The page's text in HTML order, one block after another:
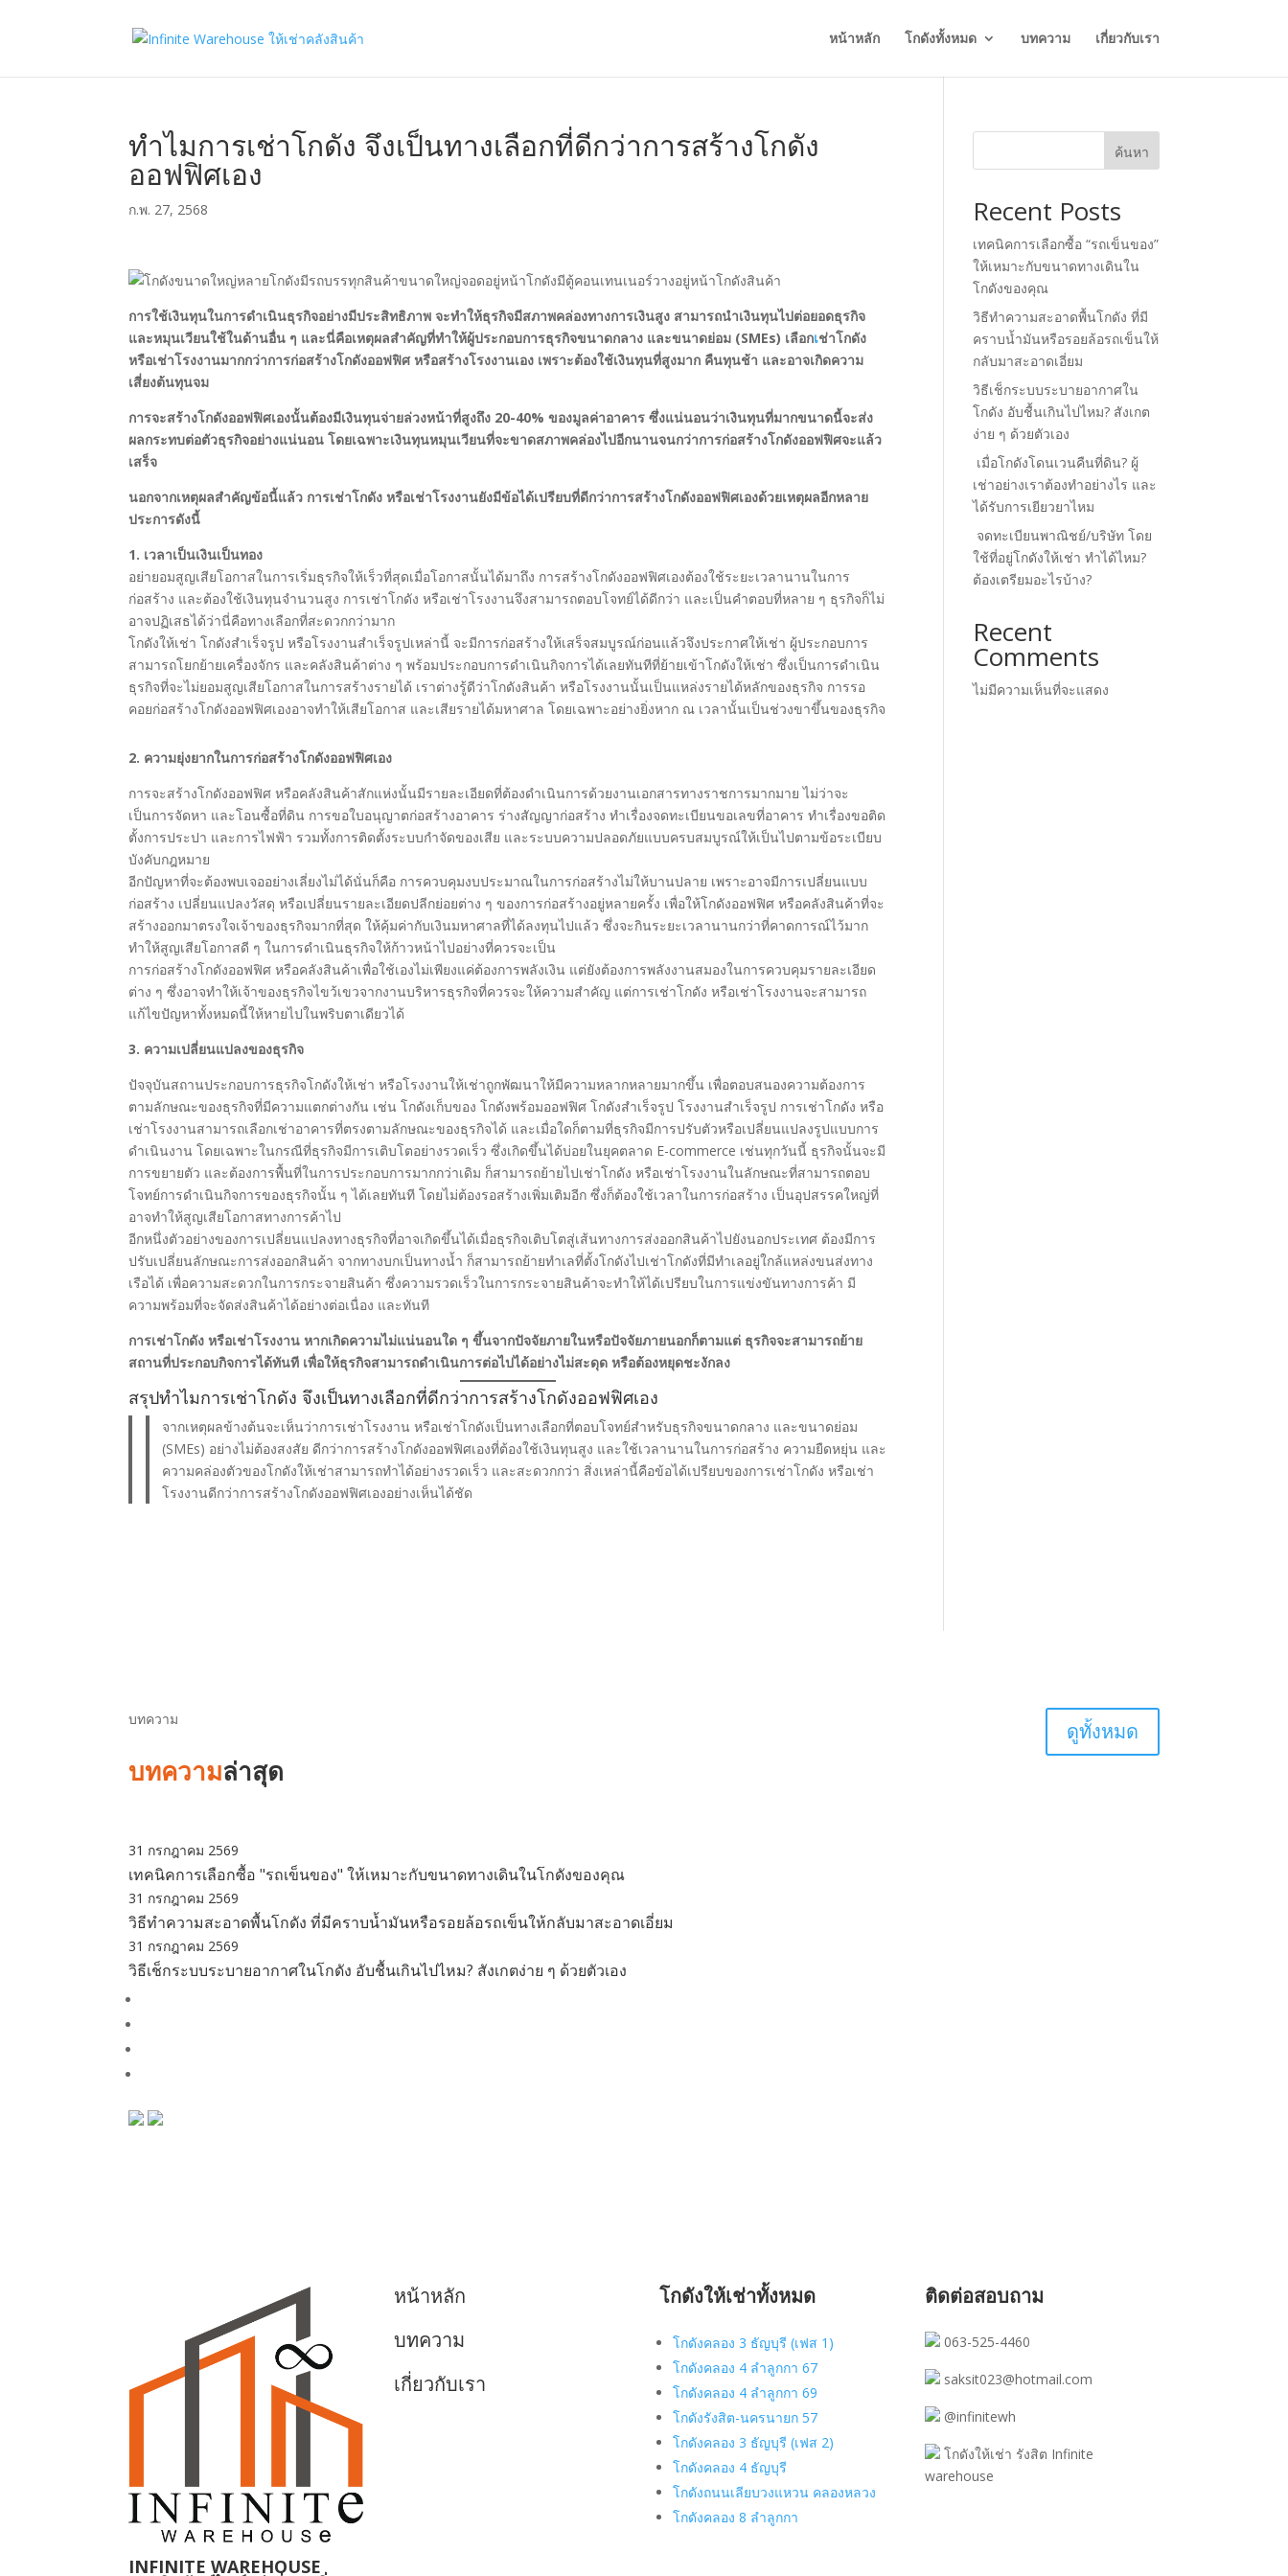
หน้าหลัก โกดังทั้งหมด บทความ เกี่ยวกับเรา
ทำไมการเช่าโกดัง จึงเป็นทางเลือกที่ดีกว่าการสร้างโกดัง
ออฟฟิศเอง
ก.พ. 27, 2568
การใช้เงินทุนในการดำเนินธุรกิจอย่างมีประสิทธิภาพ จะทำให้ธุรกิจมีสภาพคล่องทางการเงินสูง สามารถนำเงินทุนไปต่อยอดธุรกิจ
และหมุนเวียนใช้ในด้านอื่น ๆ และนี่คือเหตุผลสำคัญที่ทำให้ผู้ประกอบการธุรกิจขนาดกลาง และขนาดย่อม (SMEs) เลือกเช่าโกดัง
หรือเช่าโรงงานมากกว่าการก่อสร้างโกดังออฟฟิศ หรือสร้างโรงงานเอง เพราะต้องใช้เงินทุนที่สูงมาก คืนทุนช้า และอาจเกิดความ
เสี่ยงต้นทุนจม
การจะสร้างโกดังออฟฟิศเองนั้นต้องมีเงินทุนจ่ายล่วงหน้าที่สูงถึง 20-40% ของมูลค่าอาคาร ซึ่งแน่นอนว่าเงินทุนที่มากขนาดนี้จะส่ง
ผลกระทบต่อตัวธุรกิจอย่างแน่นอน โดยเฉพาะเงินทุนหมุนเวียนที่จะขาดสภาพคล่องไปอีกนานจนกว่าการก่อสร้างโกดังออฟฟิศจะแล้ว
เสร็จ
นอกจากเหตุผลสำคัญข้อนี้แล้ว การเช่าโกดัง หรือเช่าโรงงานยังมีข้อได้เปรียบที่ดีกว่าการสร้างโกดังออฟฟิศเองด้วยเหตุผลอีกหลาย
ประการดังนี้
1. เวลาเป็นเงินเป็นทอง
อย่ายอมสูญเสียโอกาสในการเริ่มธุรกิจให้เร็วที่สุดเมื่อโอกาสนั้นได้มาถึง การสร้างโกดังออฟฟิศเองต้องใช้ระยะเวลานานในการ
ก่อสร้าง และต้องใช้เงินทุนจำนวนสูง การเช่าโกดัง หรือเช่าโรงงานจึงสามารถตอบโจทย์ได้ดีกว่า และเป็นคำตอบที่หลาย ๆ ธุรกิจก็ไม่
อาจปฏิเสธได้ว่านี่คือทางเลือกที่สะดวกกว่ามาก
โกดังให้เช่า โกดังสำเร็จรูป หรือโรงงานสำเร็จรูปเหล่านี้ จะมีการก่อสร้างให้เสร็จสมบูรณ์ก่อนแล้วจึงประกาศให้เช่า ผู้ประกอบการ
สามารถโยกย้ายเครื่องจักร และคลังสินค้าต่าง ๆ พร้อมประกอบการดำเนินกิจการได้เลยทันทีที่ย้ายเข้าโกดังให้เช่า ซึ่งเป็นการดำเนิน
ธุรกิจที่จะไม่ยอมสูญเสียโอกาสในการสร้างรายได้ เราต่างรู้ดีว่าโกดังสินค้า หรือโรงงานนั้นเป็นแหล่งรายได้หลักของธุรกิจ การรอ
คอยก่อสร้างโกดังออฟฟิศเองอาจทำให้เสียโอกาส และเสียรายได้มหาศาล โดยเฉพาะอย่างยิ่งหาก ณ เวลานั้นเป็นช่วงขาขึ้นของธุรกิจ
2. ความยุ่งยากในการก่อสร้างโกดังออฟฟิศเอง
การจะสร้างโกดังออฟฟิศ หรือคลังสินค้าสักแห่งนั้นมีรายละเอียดที่ต้องดำเนินการด้วยงานเอกสารทางราชการมากมาย ไม่ว่าจะ
เป็นการจัดหา และโอนซื้อที่ดิน การขอใบอนุญาตก่อสร้างอาคาร ร่างสัญญาก่อสร้าง ทำเรื่องจดทะเบียนขอเลขที่อาคาร ทำเรื่องขอติด
ตั้งการประปา และการไฟฟ้า รวมทั้งการติดตั้งระบบกำจัดของเสีย และระบบความปลอดภัยแบบครบสมบูรณ์ให้เป็นไปตามข้อระเบียบ
บังคับกฎหมาย
อีกปัญหาที่จะต้องพบเจออย่างเลี่ยงไม่ได้นั่นก็คือ การควบคุมงบประมาณในการก่อสร้างไม่ให้บานปลาย เพราะอาจมีการเปลี่ยนแบบ
ก่อสร้าง เปลี่ยนแปลงวัสดุ หรือเปลี่ยนรายละเอียดปลีกย่อยต่าง ๆ ของการก่อสร้างอยู่หลายครั้ง เพื่อให้โกดังออฟฟิศ หรือคลังสินค้าที่จะ
สร้างออกมาตรงใจเจ้าของธุรกิจมากที่สุด ให้คุ้มค่ากับเงินมหาศาลที่ได้ลงทุนไปแล้ว ซึ่งจะกินระยะเวลานานกว่าที่คาดการณ์ไว้มาก
ทำให้สูญเสียโอกาสดี ๆ ในการดำเนินธุรกิจให้ก้าวหน้าไปอย่างที่ควรจะเป็น
การก่อสร้างโกดังออฟฟิศ หรือคลังสินค้าเพื่อใช้เองไม่เพียงแค่ต้องการพลังเงิน แต่ยังต้องการพลังงานสมองในการควบคุมรายละเอียด
ต่าง ๆ ซึ่งอาจทำให้เจ้าของธุรกิจไขว้เขวจากงานบริหารธุรกิจที่ควรจะให้ความสำคัญ แต่การเช่าโกดัง หรือเช่าโรงงานจะสามารถ
แก้ไขปัญหาทั้งหมดนี้ให้หายไปในพริบตาเดียวได้
3. ความเปลี่ยนแปลงของธุรกิจ
ปัจจุบันสถานประกอบการธุรกิจโกดังให้เช่า หรือโรงงานให้เช่าถูกพัฒนาให้มีความหลากหลายมากขึ้น เพื่อตอบสนองความต้องการ
ตามลักษณะของธุรกิจที่มีความแตกต่างกัน เช่น โกดังเก็บของ โกดังพร้อมออฟฟิศ โกดังสำเร็จรูป โรงงานสำเร็จรูป การเช่าโกดัง หรือ
เช่าโรงงานสามารถเลือกเช่าอาคารที่ตรงตามลักษณะของธุรกิจได้ และเมื่อใดก็ตามที่ธุรกิจมีการปรับตัวหรือเปลี่ยนแปลงรูปแบบการ
ดำเนินงาน โดยเฉพาะในกรณีที่ธุรกิจมีการเติบโตอย่างรวดเร็ว ซึ่งเกิดขึ้นได้บ่อยในยุคตลาด E-commerce เช่นทุกวันนี้ ธุรกิจนั้นจะมี
การขยายตัว และต้องการพื้นที่ในการประกอบการมากกว่าเดิม ก็สามารถย้ายไปเช่าโกดัง หรือเช่าโรงงานในลักษณะที่สามารถตอบ
โจทย์การดำเนินกิจการของธุรกิจนั้น ๆ ได้เลยทันที โดยไม่ต้องรอสร้างเพิ่มเติมอีก ซึ่งก็ต้องใช้เวลาในการก่อสร้าง เป็นอุปสรรคใหญ่ที่
อาจทำให้สูญเสียโอกาสทางการค้าไป
อีกหนึ่งตัวอย่างของการเปลี่ยนแปลงทางธุรกิจที่อาจเกิดขึ้นได้เมื่อธุรกิจเติบโตสู่เส้นทางการส่งออกสินค้าไปยังนอกประเทศ ต้องมีการ
ปรับเปลี่ยนลักษณะการส่งออกสินค้า จากทางบกเป็นทางน้ำ ก็สามารถย้ายทำเลที่ตั้งโกดังไปเช่าโกดังที่มีทำเลอยู่ใกล้แหล่งขนส่งทาง
เรือได้ เพื่อความสะดวกในการกระจายสินค้า ซึ่งความรวดเร็วในการกระจายสินค้าจะทำให้ได้เปรียบในการแข่งขันทางการค้า มี
ความพร้อมที่จะจัดส่งสินค้าได้อย่างต่อเนื่อง และทันที
การเช่าโกดัง หรือเช่าโรงงาน หากเกิดความไม่แน่นอนใด ๆ ขึ้นจากปัจจัยภายในหรือปัจจัยภายนอกก็ตามแต่ ธุรกิจจะสามารถย้าย
สถานที่ประกอบกิจการได้ทันที เพื่อให้ธุรกิจสามารถดำเนินการต่อไปได้อย่างไม่สะดุด หรือต้องหยุดชะงักลง
สรุปทำไมการเช่าโกดัง จึงเป็นทางเลือกที่ดีกว่าการสร้างโกดังออฟฟิศเอง
จากเหตุผลข้างต้นจะเห็นว่าการเช่าโรงงาน หรือเช่าโกดังเป็นทางเลือกที่ตอบโจทย์สำหรับธุรกิจขนาดกลาง และขนาดย่อม
(SMEs) อย่างไม่ต้องสงสัย ดีกว่าการสร้างโกดังออฟฟิศเองที่ต้องใช้เงินทุนสูง และใช้เวลานานในการก่อสร้าง ความยืดหยุ่น และ
ความคล่องตัวของโกดังให้เช่าสามารถทำได้อย่างรวดเร็ว และสะดวกกว่า สิ่งเหล่านี้คือข้อได้เปรียบของการเช่าโกดัง หรือเช่า
โรงงานดีกว่าการสร้างโกดังออฟฟิศเองอย่างเห็นได้ชัด
ค้นหา
Recent Posts
เทคนิคการเลือกซื้อ “รถเข็นของ”
ให้เหมาะกับขนาดทางเดินใน
โกดังของคุณ
วิธีทำความสะอาดพื้นโกดัง ที่มี
คราบน้ำมันหรือรอยล้อรถเข็นให้
กลับมาสะอาดเอี่ยม
วิธีเช็กระบบระบายอากาศใน
โกดัง อับชื้นเกินไปไหม? สังเกต
ง่าย ๆ ด้วยตัวเอง
เมื่อโกดังโดนเวนคืนที่ดิน? ผู้
เช่าอย่างเราต้องทำอย่างไร และ
ได้รับการเยียวยาไหม
จดทะเบียนพาณิชย์/บริษัท โดย
ใช้ที่อยู่โกดังให้เช่า ทำได้ไหม?
ต้องเตรียมอะไรบ้าง?
Recent
Comments
ไม่มีความเห็นที่จะแสดง
บทความ
บทความล่าสุด
ดูทั้งหมด
31 กรกฎาคม 2569
เทคนิคการเลือกซื้อ "รถเข็นของ" ให้เหมาะกับขนาดทางเดินในโกดังของคุณ
31 กรกฎาคม 2569
วิธีทำความสะอาดพื้นโกดัง ที่มีคราบน้ำมันหรือรอยล้อรถเข็นให้กลับมาสะอาดเอี่ยม
31 กรกฎาคม 2569
วิธีเช็กระบบระบายอากาศในโกดัง อับชื้นเกินไปไหม? สังเกตง่าย ๆ ด้วยตัวเอง
INFINITE WAREHOUSE
หน้าหลัก
บทความ
เกี่ยวกับเรา
โกดังให้เช่าทั้งหมด
โกดังคลอง 3 ธัญบุรี (เฟส 1)
โกดังคลอง 4 ลำลูกกา 67
โกดังคลอง 4 ลำลูกกา 69
โกดังรังสิต-นครนายก 57
โกดังคลอง 3 ธัญบุรี (เฟส 2)
โกดังคลอง 4 ธัญบุรี
โกดังถนนเลียบวงแหวน คลองหลวง
โกดังคลอง 8 ลำลูกกา
ติดต่อสอบถาม
063-525-4460
saksit023@hotmail.com
@infinitewh
โกดังให้เช่า รังสิต Infinite
warehouse